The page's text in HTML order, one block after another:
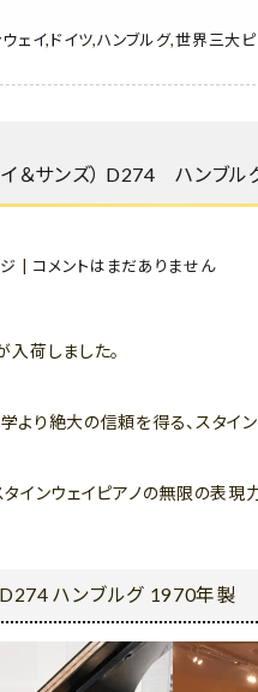
ェイ,ドイツ,ハンブルグ,世界三大ピ
＆サンズ） D274 ハンブル
コメントはまだありません
入荷しました。
り絶大の信頼を得る、スタイ
インウェイピアノの無限の表
D274 ハンブルグ 1970年製